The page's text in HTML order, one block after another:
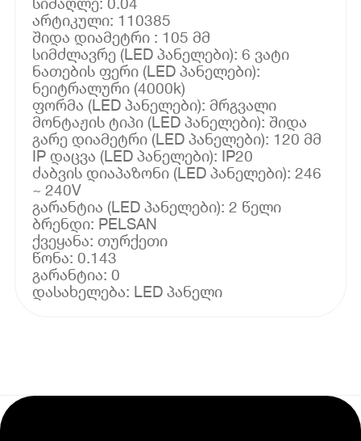
არტიკული: 110385
შიდა დიამეტრი : 105 მმ
სიმძლავრე (LED პანელები): 6 ვატი
ნათების ფერი (LED პანელები):
ნეიტრალური (4000k)
ფორმა (LED პანელები): მრგვალი
მონტაჟის ტიპი (LED პანელები): შიდა
გარე დიამეტრი (LED პანელები): 120 მმ
IP დაცვა (LED პანელები): IP20
ძაბვის დიაპაზონი (LED პანელები): 246
~ 240V
გარანტია (LED პანელები): 2 წელი
ბრენდი: PELSAN
ქვეყანა: თურქეთი
წონა: 0.143
გარანტია: 0